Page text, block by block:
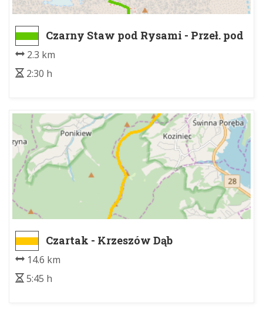
Czarny Staw pod Rysami - Przeł. pod
Chłopkiem
2.3 km
2:30 h
Czartak - Krzeszów Dąb
14.6 km
5:45 h